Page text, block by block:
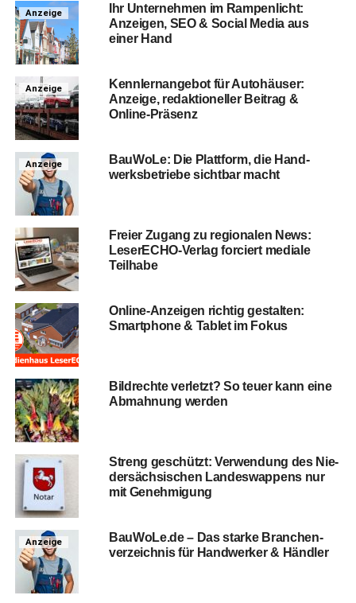
Anzeige
Ihr Unter­neh­men im Ram­pen­licht:
Anzei­gen, SEO & Social Media aus
einer Hand
Anzeige
Kenn­lern­an­ge­bot für Auto­häu­ser:
Anzei­ge, redak­tio­nel­ler Bei­trag &
Online-Präsenz
Anzeige
Bau­Wo­Le: Die Platt­form, die Hand­
werks­be­trie­be sicht­bar macht
Frei­er Zugang zu regio­na­len News:
Lese­r­ECHO-Ver­lag for­ciert media­le
Teilhabe
Online-Anzei­gen rich­tig gestal­ten:
Smart­phone & Tablet im Fokus
Bild­rech­te ver­letzt? So teu­er kann eine
Abmah­nung werden
Streng geschützt: Ver­wen­dung des Nie­
der­säch­si­schen Lan­des­wap­pens nur
mit Genehmigung
Anzeige
BauWoLe.de – Das star­ke Bran­chen­
ver­zeich­nis für Hand­wer­ker & Händler